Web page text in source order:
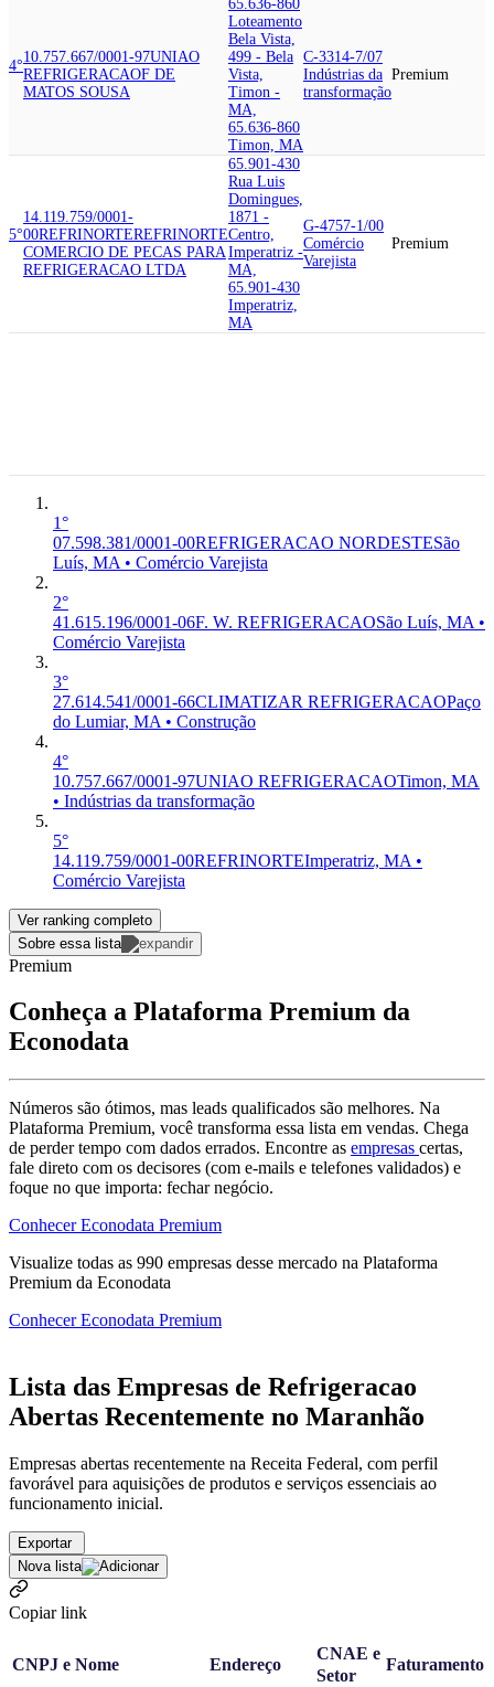
4°
10.757.667/0001-97UNIAO
REFRIGERACAOF DE
MATOS SOUSA
65.636-860
Loteamento
Bela Vista,
499 - Bela
Vista,
Timon -
MA,
65.636-860
Timon, MA
C-3314-7/07
Indústrias da
transformação
Premium
5°
14.119.759/0001-
00REFRINORTEREFRINORTE
COMERCIO DE PECAS PARA
REFRIGERACAO LTDA
65.901-430
Rua Luis
Domingues,
1871 -
Centro,
Imperatriz -
MA,
65.901-430
Imperatriz,
MA
G-4757-1/00
Comércio
Varejista
Premium
1°
07.598.381/0001-00REFRIGERACAO NORDESTESão
Luís, MA • Comércio Varejista
2°
41.615.196/0001-06F. W. REFRIGERACAOSão Luís, MA •
Comércio Varejista
3°
27.614.541/0001-66CLIMATIZAR REFRIGERACAOPaço
do Lumiar, MA • Construção
4°
10.757.667/0001-97UNIAO REFRIGERACAOTimon, MA
• Indústrias da transformação
5°
14.119.759/0001-00REFRINORTEImperatriz, MA •
Comércio Varejista
Ver ranking completo
Sobre essa lista
Premium
Conheça a Plataforma Premium da
Econodata
Números são ótimos, mas leads qualificados são melhores. Na
Plataforma Premium, você transforma essa lista em vendas. Chega
de perder tempo com dados errados. Encontre as empresas certas,
fale direto com os decisores (com e-mails e telefones validados) e
foque no que importa: fechar negócio.
Conhecer Econodata Premium
Visualize todas as 990 empresas desse mercado na Plataforma
Premium da Econodata
Conhecer Econodata Premium
Lista das Empresas de Refrigeracao
Abertas Recentemente no Maranhão
Empresas abertas recentemente na Receita Federal, com perfil
favorável para aquisições de produtos e serviços essenciais ao
funcionamento inicial.
Exportar
Nova lista
Copiar link
CNPJ e Nome Endereço
CNAE e
Setor
Faturamento